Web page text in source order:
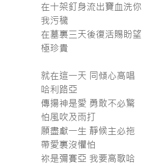
在十架釘身流出寶血洗你
我污穢
在墓裏三天後復活賜盼望
極珍貴
就在這一天 同傾心高唱
哈利路亞
傳揚神是愛 勇敢不必驚
怕風吹及雨打
願盡獻一生 靜候主必拖
帶愛裏沒懼怕
祢是彌賽亞 我要高歌哈